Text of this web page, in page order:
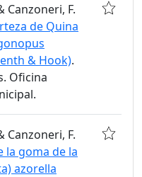
Canzoneri, F.
de Quina
& Hook).
Oficina
Canzoneri, F.
la goma de la
azorella